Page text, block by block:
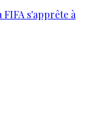
s'apprête à